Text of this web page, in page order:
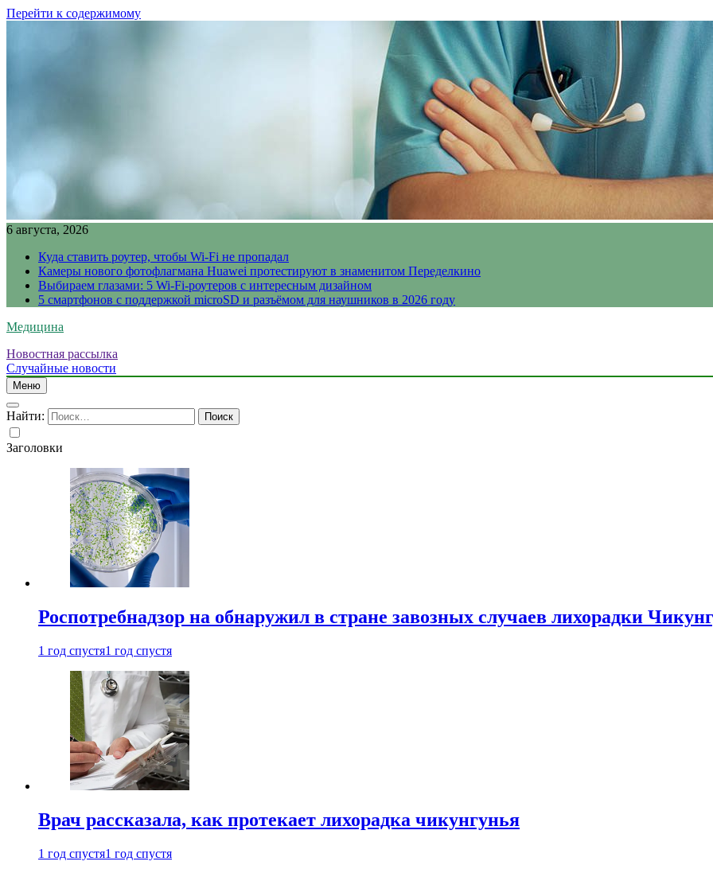
Перейти к содержимому
6 августа, 2026
Куда ставить роутер, чтобы Wi-Fi не пропадал
Камеры нового фотофлагмана Huawei протестируют в знаменитом Переделкино
Выбираем глазами: 5 Wi-Fi-роутеров с интересным дизайном
5 смартфонов с поддержкой microSD и разъёмом для наушников в 2026 году
Медицина
Новостная рассылка
Случайные новости
Меню
Найти:
Заголовки
Роспотребнадзор на обнаружил в стране завозных случаев лихорадки
1 год спустя1 год спустя
Врач рассказала, как протекает лихорадка чикунгунья
1 год спустя1 год спустя